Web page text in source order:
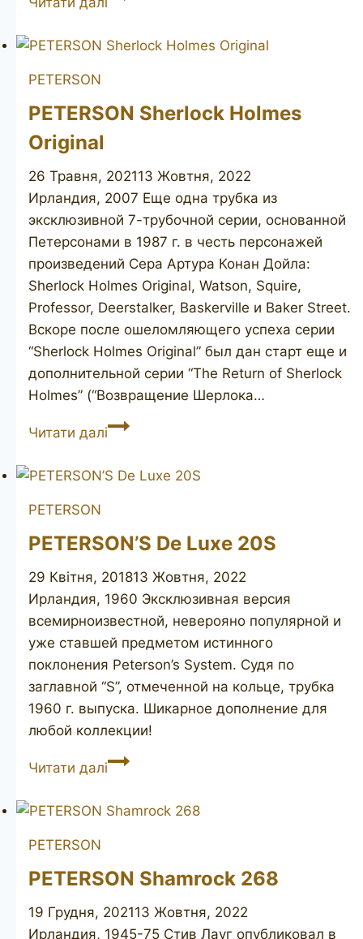
Standard
PETERSON
PETERSON Sherlock Holmes
Original
26 Травня, 202113 Жовтня, 2022
Ирландия, 2007 Еще одна трубка из
эксклюзивной 7-трубочной серии, основанной
Петерсонами в 1987 г. в честь персонажей
произведений Сера Артура Конан Дойла:
Sherlock Holmes Original, Watson, Squire,
Professor, Deerstalker, Baskerville и Baker Street.
Вскоре после ошеломляющего успеха серии
“Sherlock Holmes Original” был дан старт еще и
дополнительной серии “The Return of Sherlock
Holmes” (“Возвращение Шерлока…
Читати даліPETERSON
Holmes
PETERSON
PETERSON’S De Luxe 20S
29 Квітня, 201813 Жовтня, 2022
Ирландия, 1960 Эксклюзивная версия
всемирноизвестной, неверояно популярной и
уже ставшей предметом истинного
поклонения Peterson’s System. Судя по
заглавной “S”, отмеченной на кольце, трубка
1960 г. выпуска. Шикарное дополнение для
любой коллекции!
Читати даліPETERSON’S
Luxe
PETERSON
PETERSON Shamrock 268
19 Грудня, 202113 Жовтня, 2022
Ирландия, 1945-75 Стив Лауг опубликовал в